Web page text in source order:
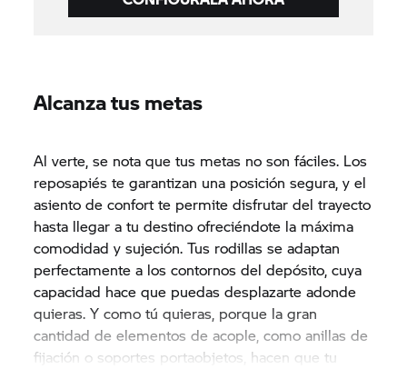
Alcanza tus metas
Al verte, se nota que tus metas no son fáciles. Los
reposapiés te garantizan una posición segura, y el
asiento de confort te permite disfrutar del trayecto
hasta llegar a tu destino ofreciéndote la máxima
comodidad y sujeción. Tus rodillas se adaptan
perfectamente a los contornos del depósito, cuya
capacidad hace que puedas desplazarte adonde
quieras. Y como tú quieras, porque la gran
cantidad de elementos de acople, como anillas de
fijación o soportes portaobjetos, hacen que tu